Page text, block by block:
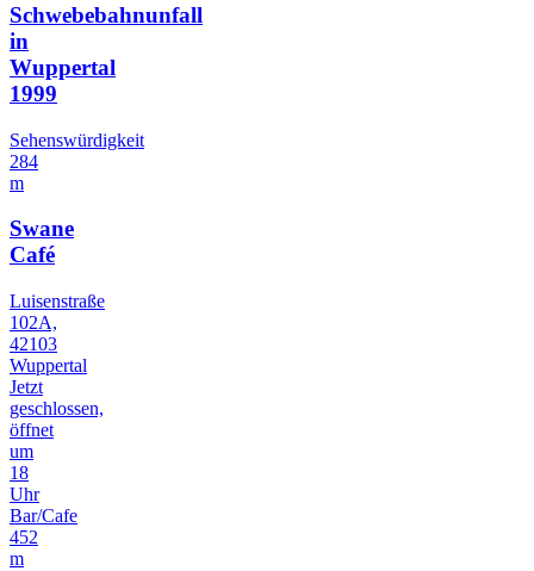
Schwebebahnunfall
in
Wuppertal
1999
Sehenswürdigkeit
284
m
Swane
Café
Luisenstraße
102A,
42103
Wuppertal
Jetzt
geschlossen,
öffnet
um
18
Uhr
Bar/Cafe
452
m